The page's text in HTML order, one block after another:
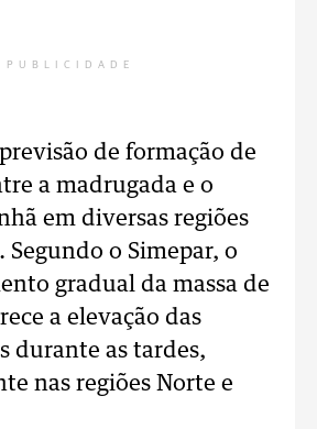
PUBLICIDADE
de formação de
a madrugada e o
em diversas regiões
Segundo o Simepar, o
gradual da massa de
a elevação das
durante as tardes,
nas regiões Norte e